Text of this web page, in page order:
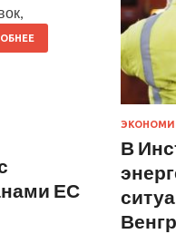
ЕС
В